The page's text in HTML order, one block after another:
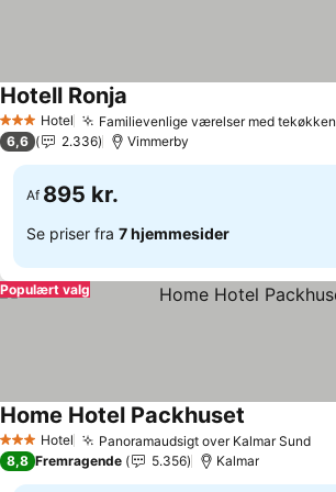
3 StjernerHotel Familievenlige værelser med tekøkken
Hotell Ronja
6,6 2.336 Vimmerby
Af 895 kr.
Se priser fra 7 hjemmesider
Populært valg
3 StjernerHotel Panoramaudsigt over Kalmar Sund
Home Hotel Packhuset
8,8 Fremragende 5.356 Kalmar